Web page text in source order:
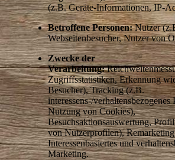
(z.B. Geräte-Informationen, IP-
Betroffene Personen:Nutzer
Webseitenbesucher, Nutzer von
Zwecke der
Verarbeitung:
Zugriffsstatistiken, Erkennung
Besucher), Tracking (z.B.
interessens-/
Nutzung von Cookies),
Besuchsaktionsauswertung,
von Nutzerprofilen),
Interessenbasiertes und
Marketing.